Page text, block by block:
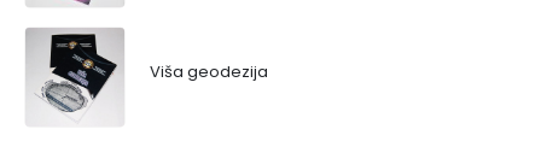
Viša geodezija